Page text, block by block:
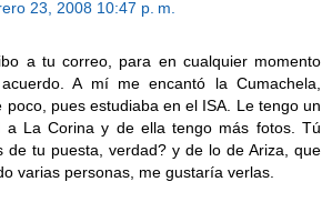
23, 2008 10:47 p. m.
a tu correo, para en cualquier momento
A mí me encantó la Cumachela,
poco, pues estudiaba en el ISA. Le tengo un
a La Corina y de ella tengo más fotos. Tú
de tu puesta, verdad? y de lo de Ariza, que
varias personas, me gustaría verlas.